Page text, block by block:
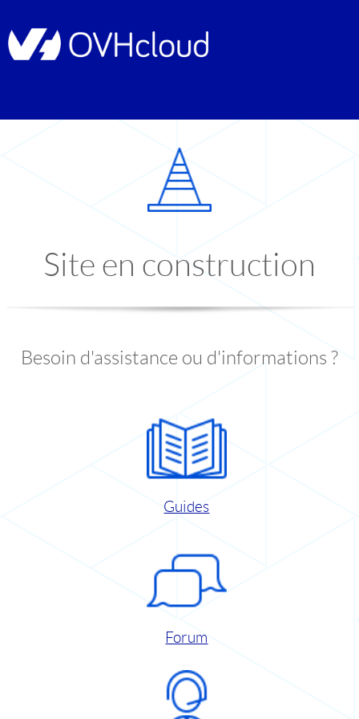
Site en construction
Besoin d'assistance ou d'informations ?
Guides
Forum